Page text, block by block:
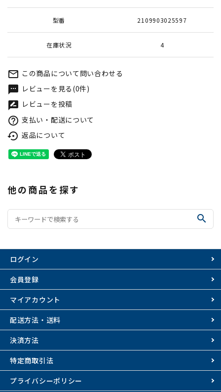
型番 2109903025597
在庫状況 4
mail_outline この商品について問い合わせる
textsms レビューを見る(0件)
rate_review レビューを投稿
help_outline 支払い・配送について
settings_backup_restore 返品について
他の商品を探す
search
ログイン
会員登録
マイアカウント
配送方法・送料
決済方法
特定商取引法
プライバシーポリシー